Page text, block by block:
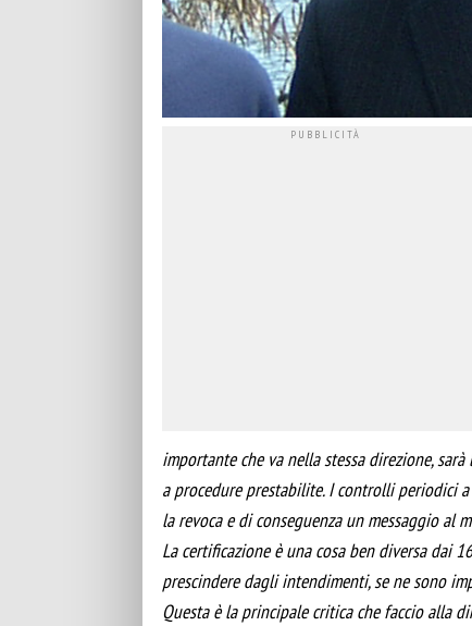
importante che va nella stessa direzione, sarà
a procedure prestabilite. I controlli periodici
la revoca e di conseguenza un messaggio al
La certificazione è una cosa ben diversa dai
prescindere dagli intendimenti, se ne sono
Questa è la principale critica che faccio alla